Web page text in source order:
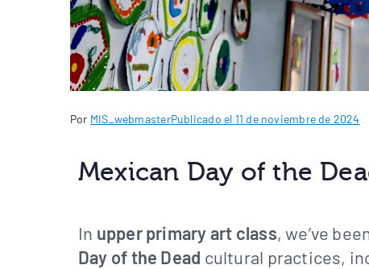
Por MIS_webmasterPublicado el 11 de noviembre de 2024
Mexican Day of the
In upper primary art class, we’ve
Day of the Dead cultural practices,